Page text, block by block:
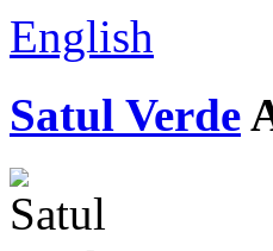
English
Satul Verde